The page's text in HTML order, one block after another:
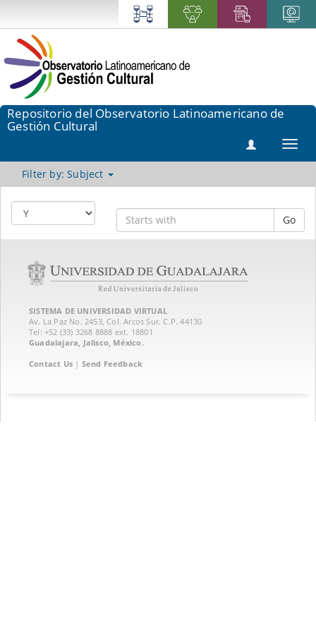
Repositorio del Observatorio Latinoamericano de
Gestión Cultural
Filter by: Subject
Go
SISTEMA DE UNIVERSIDAD VIRTUAL
Av. La Paz No. 2453, Col. Arcos Sur. C.P. 44130
Tel: +52 (33) 3268 8888‏ ext. 18801
Guadalajara, Jalisco, México.
Contact Us | Send Feedback